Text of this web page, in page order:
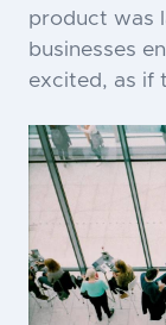
product was
businesses
excited, as if